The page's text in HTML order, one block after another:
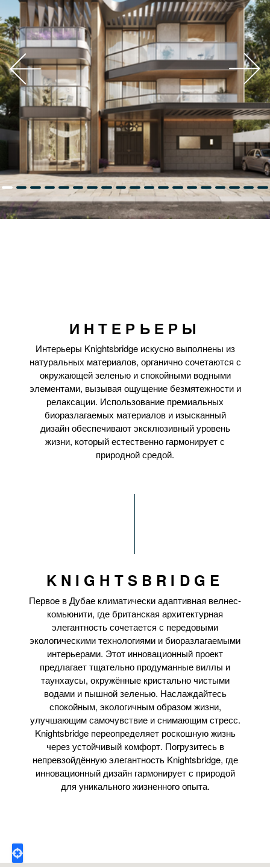
ИНТЕРЬЕРЫ
Интерьеры Knightsbridge искусно выполнены из
натуральных материалов, органично сочетаются с
окружающей зеленью и спокойными водными
элементами, вызывая ощущение безмятежности и
релаксации. Использование премиальных
биоразлагаемых материалов и изысканный
дизайн обеспечивают эксклюзивный уровень
жизни, который естественно гармонирует с
природной средой.
KNIGHTSBRIDGE
Первое в Дубае климатически адаптивная велнес-
комьюнити, где британская архитектурная
элегантность сочетается с передовыми
экологическими технологиями и биоразлагаемыми
интерьерами. Этот инновационный проект
предлагает тщательно продуманные виллы и
таунхаусы, окружённые кристально чистыми
водами и пышной зеленью. Наслаждайтесь
спокойным, экологичным образом жизни,
улучшающим самочувствие и снимающим стресс.
Knightsbridge переопределяет роскошную жизнь
через устойчивый комфорт. Погрузитесь в
непревзойдённую элегантность Knightsbridge, где
инновационный дизайн гармонирует с природой
для уникального жизненного опыта.